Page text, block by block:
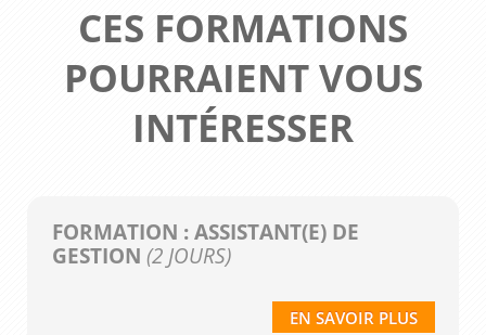
CES FORMATIONS
POURRAIENT VOUS
INTÉRESSER
FORMATION : ASSISTANT(E) DE
GESTION (2 JOURS)
EN SAVOIR PLUS